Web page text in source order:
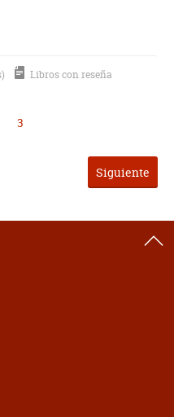
Libros con reseña
3
Siguiente